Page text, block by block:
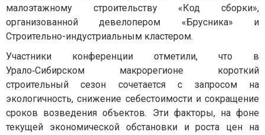
малоэтажному строительству «Код сборки»,
организованной девелопером «Брусника» и
Строительно-индустриальным кластером.
Участники конференции отметили, что в
Урало‑Сибирском макрорегионе короткий
строительный сезон сочетается с запросом на
экологичность, снижение себестоимости и сокращение
сроков возведения объектов. Эти факторы, на фоне
текущей экономической обстановки и роста цен на